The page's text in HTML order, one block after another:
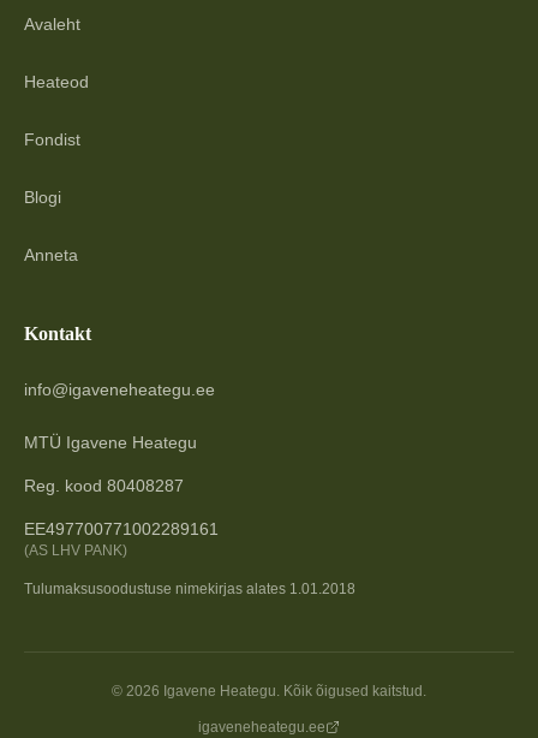
Avaleht
Heateod
Fondist
Blogi
Anneta
Kontakt
info@igaveneheategu.ee
MTÜ Igavene Heategu
Reg. kood 80408287
EE497700771002289161
(AS LHV PANK)
Tulumaksusoodustuse nimekirjas alates 1.01.2018
© 2026 Igavene Heategu. Kõik õigused kaitstud.
igaveneheategu.ee